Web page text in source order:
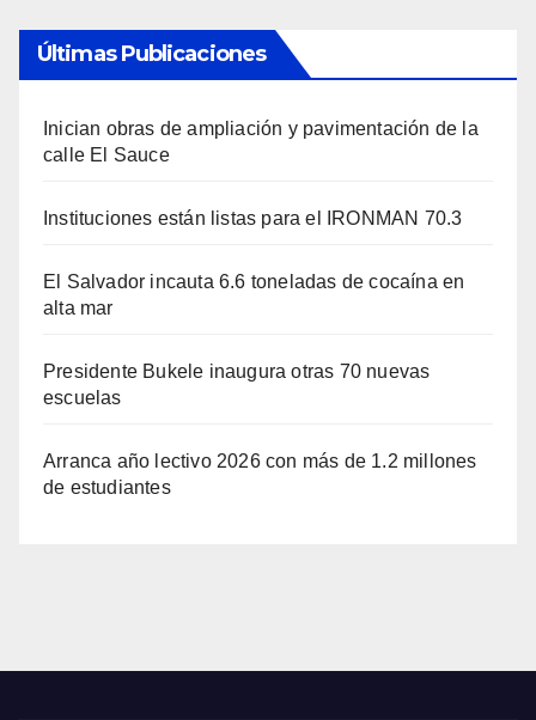
Últimas Publicaciones
Inician obras de ampliación y pavimentación de la
calle El Sauce
Instituciones están listas para el IRONMAN 70.3
El Salvador incauta 6.6 toneladas de cocaína en
alta mar
Presidente Bukele inaugura otras 70 nuevas
escuelas
Arranca año lectivo 2026 con más de 1.2 millones
de estudiantes